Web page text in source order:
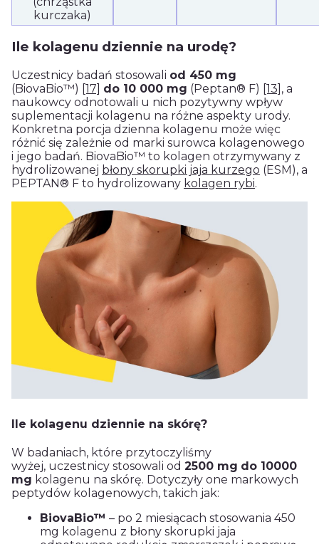
kurczaka)
Ile kolagenu dziennie na urodę?
Uczestnicy badań stosowali od 450 mg
(BiovaBio™) [17] do 10 000 mg (Peptan® F) [13] , a
naukowcy odnotowali u nich pozytywny wpływ
suplementacji kolagenu na różne aspekty urody.
Konkretna porcja dzienna kolagenu może więc
różnić się zależnie od marki surowca kolagenowego
i jego badań. BiovaBio™ to kolagen otrzymywany z
hydrolizowanej błony skorupki jaja kurzego (ESM), a
PEPTAN® F to hydrolizowany kolagen rybi.
Ile kolagenu dziennie na skórę?
W badaniach, które przytoczyliśmy
wyżej, uczestnicy stosowali od 2500 mg do 10000
mg kolagenu na skórę. Dotyczyły one markowych
peptydów kolagenowych, takich jak:
BiovaBio™ – po 2 miesiącach stosowania 450
mg kolagenu z błony skorupki jaja